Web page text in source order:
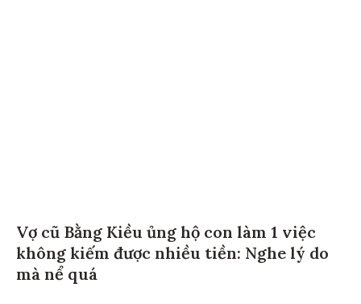
Vợ cũ Bằng Kiều ủng hộ con làm 1 việc
không kiếm được nhiều tiền: Nghe lý do
mà nể quá